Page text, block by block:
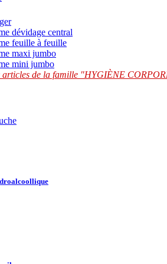
dévidage central
feuille à feuille
maxi jumbo
mini jumbo
articles de la famille "HYGIÈNE